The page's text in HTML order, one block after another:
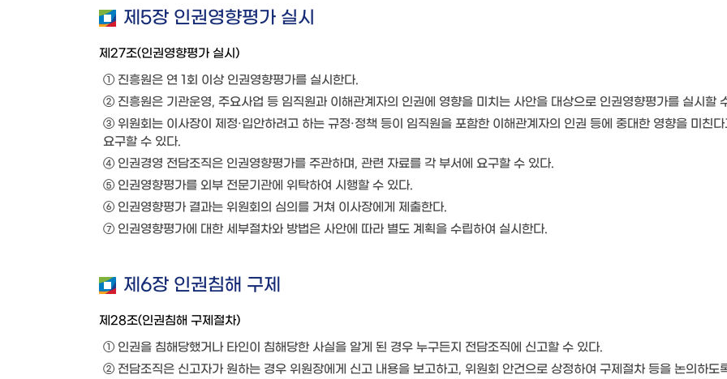
제5장 인권영향평가 실시
제27조(인권영향평가 실시)
① 진흥원은 연 1회 이상 인권영향평가를 실시한다.
② 진흥원은 기관운영, 주요사업 등 임직원과 이해관계자의 인권에 영향을 미치는 사안을 대상으로 인권영향평가를 실시할
③ 위원회는 이사장이 제정·입안하려고 하는 규정·정책 등이 임직원을 포함한 이해관계자의 인권 등에 중대한 영향을 미친
요구할 수 있다.
④ 인권경영 전담조직은 인권영향평가를 주관하며, 관련 자료를 각 부서에 요구할 수 있다.
⑤ 인권영향평가를 외부 전문기관에 위탁하여 시행할 수 있다.
⑥ 인권영향평가 결과는 위원회의 심의를 거쳐 이사장에게 제출한다.
⑦ 인권영향평가에 대한 세부절차와 방법은 사안에 따라 별도 계획을 수립하여 실시한다.
제6장 인권침해 구제
제28조(인권침해 구제절차)
① 인권을 침해당했거나 타인이 침해당한 사실을 알게 된 경우 누구든지 전담조직에 신고할 수 있다.
② 전담조직은 신고자가 원하는 경우 위원장에게 신고 내용을 보고하고, 위원회 안건으로 상정하여 구제절차 등을 논의하도